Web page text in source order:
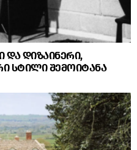
და დიზაინერი,
სტილი შემოიტანა